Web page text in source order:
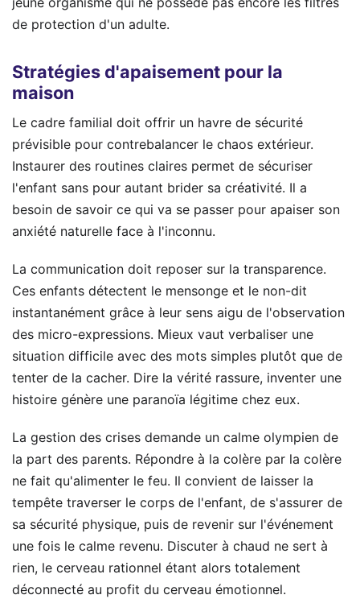
de protection d'un adulte.
Stratégies d'apaisement pour la
maison
Le cadre familial doit offrir un havre de sécurité
prévisible pour contrebalancer le chaos extérieur.
Instaurer des routines claires permet de sécuriser
l'enfant sans pour autant brider sa créativité. Il a
besoin de savoir ce qui va se passer pour apaiser son
anxiété naturelle face à l'inconnu.
La communication doit reposer sur la transparence.
Ces enfants détectent le mensonge et le non-dit
instantanément grâce à leur sens aigu de l'observation
des micro-expressions. Mieux vaut verbaliser une
situation difficile avec des mots simples plutôt que de
tenter de la cacher. Dire la vérité rassure, inventer une
histoire génère une paranoïa légitime chez eux.
La gestion des crises demande un calme olympien de
la part des parents. Répondre à la colère par la colère
ne fait qu'alimenter le feu. Il convient de laisser la
tempête traverser le corps de l'enfant, de s'assurer de
sa sécurité physique, puis de revenir sur l'événement
une fois le calme revenu. Discuter à chaud ne sert à
rien, le cerveau rationnel étant alors totalement
déconnecté au profit du cerveau émotionnel.